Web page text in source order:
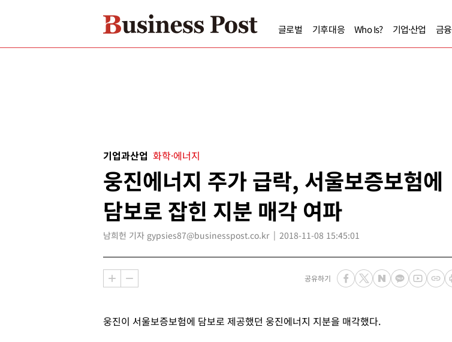
글로벌 기후대응 Who Is? 기업·산업 금융
기업과산업 화학·에너지
웅진에너지 주가 급락, 서울보증보험에
담보로 잡힌 지분 매각 여파
남희헌 기자 gypsies87@businesspost.co.kr 2018-11-08 15:45:01
공유하기
웅진이 서울보증보험에 담보로 제공했던 웅진에너지 지분을 매각했다.